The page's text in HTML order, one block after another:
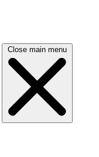
Close main menu